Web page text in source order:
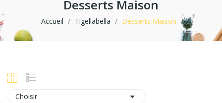
Desserts Maison
Accueil Tigellabella Desserts Maison
Choisir 